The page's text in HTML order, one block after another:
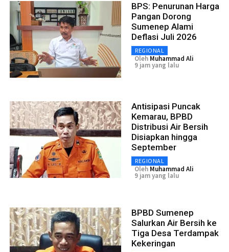
BPS: Penurunan Harga
Pangan Dorong
Sumenep Alami
Deflasi Juli 2026
REGIONAL
Oleh Muhammad Ali
9 jam yang lalu
Antisipasi Puncak
Kemarau, BPBD
Distribusi Air Bersih
Disiapkan hingga
September
REGIONAL
Oleh Muhammad Ali
9 jam yang lalu
BPBD Sumenep
Salurkan Air Bersih ke
Tiga Desa Terdampak
Kekeringan